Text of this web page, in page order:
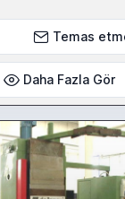
Temas
Daha Fazla Gör